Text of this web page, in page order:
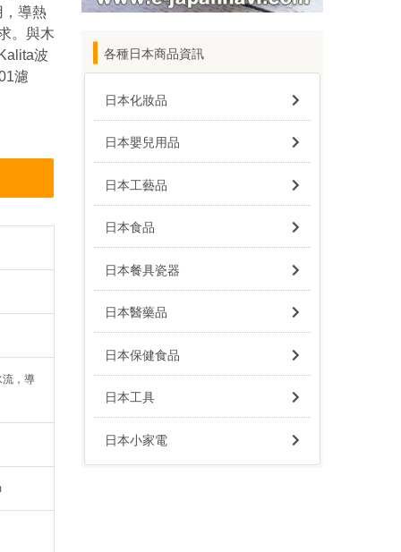
導熱
。與木
波
濾
，導
各種日本商品資訊
日本化妝品
日本嬰兒用品
日本工藝品
日本食品
日本餐具瓷器
日本醫藥品
日本保健食品
日本工具
日本小家電